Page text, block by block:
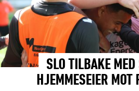
SLO TILBAKE
HJEMMESEIER MOT